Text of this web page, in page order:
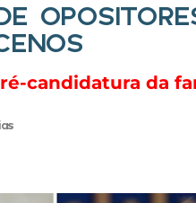
candidatura da